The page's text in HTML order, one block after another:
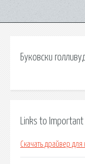
Буковски
Links to
Скачать драйвер